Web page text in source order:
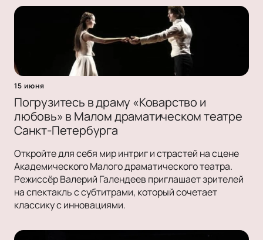
15 июня
Погрузитесь в драму «Коварство и
любовь» в Малом драматическом театре
Санкт-Петербурга
Откройте для себя мир интриг и страстей на сцене
Академического Малого драматического театра.
Режиссёр Валерий Галендеев приглашает зрителей
на спектакль с субтитрами, который сочетает
классику с инновациями.